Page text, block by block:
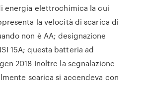
energia elettrochimica la cui
la velocità di scarica di
non è AA; designazione
15A; questa batteria ad
2018 Inoltre la segnalazione
scarica si accendeva con